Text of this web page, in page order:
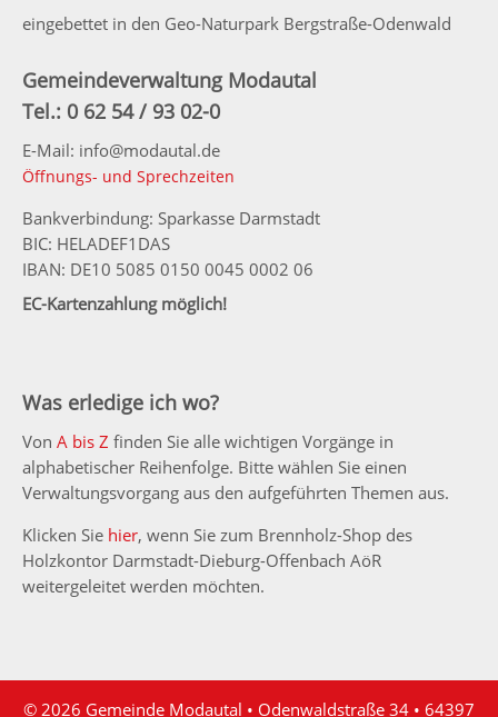
eingebettet in den Geo-Naturpark Bergstraße-Odenwald
Gemeindeverwaltung Modautal
Tel.: 0 62 54 / 93 02-0
E-Mail: info@modautal.de
Öffnungs- und Sprechzeiten
Bankverbindung: Sparkasse Darmstadt
BIC: HELADEF1DAS
IBAN: DE10 5085 0150 0045 0002 06
EC-Kartenzahlung möglich!
Was erledige ich wo?
Von A bis Z finden Sie alle wichtigen Vorgänge in
alphabetischer Reihenfolge. Bitte wählen Sie einen
Verwaltungsvorgang aus den aufgeführten Themen aus.
Klicken Sie hier, wenn Sie zum Brennholz-Shop des
Holzkontor Darmstadt-Dieburg-Offenbach AöR
weitergeleitet werden möchten.
© 2026 Gemeinde Modautal • Odenwaldstraße 34 • 64397